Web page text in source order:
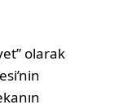
olarak